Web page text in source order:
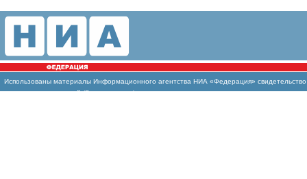
Использованы материалы Информационного агентства НИА «Федерация»
массовых коммуникаций (Роскомнадзор)